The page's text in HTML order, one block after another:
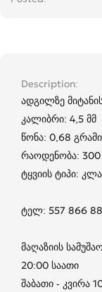
Description
ადგილზე
კალიბრი: 4,5 მმ
წონა: 0,68 გრამი
რაოდენობა:
ტყვიის ტიპი:
ტელ: 557 866
მაღაზიის
20:00 საათი
შაბათი - კვირა